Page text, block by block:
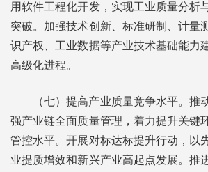
用软件工程化开发，实现工业质量分析
突破。加强技术创新、标准研制、计量
识产权、工业数据等产业技术基础能力
高级化进程。
（七）提高产业质量竞争水平。推
强产业链全面质量管理，着力提升关键
管控水平。开展对标达标提升行动，以
业提质增效和新兴产业高起点发展。推